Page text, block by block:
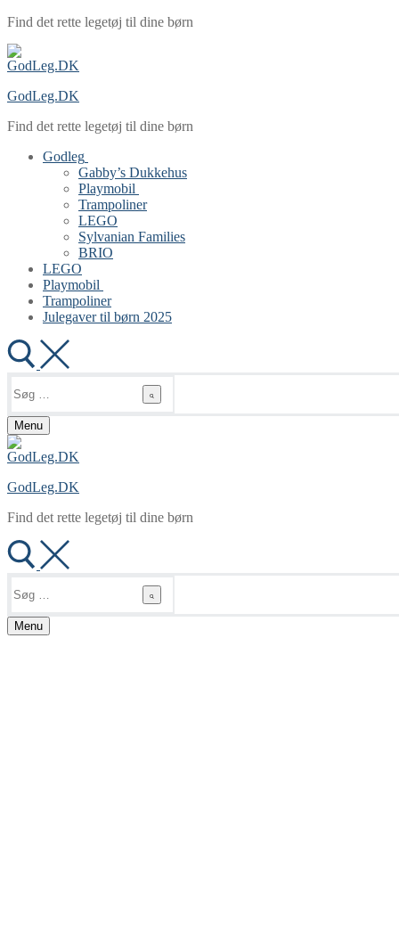
Spring
indhold
Menu
Luk
Find det rette legetøj til dine børn
GodLeg.DK
Find det rette legetøj til dine børn
Godleg
Gabby’s Dukkehus
Playmobil
Trampoliner
LEGO
Sylvanian Families
BRIO
LEGO
Playmobil
Trampoliner
Julegaver til børn 2025
efter:
Menu
GodLeg.DK
Find det rette legetøj til dine børn
efter:
Menu